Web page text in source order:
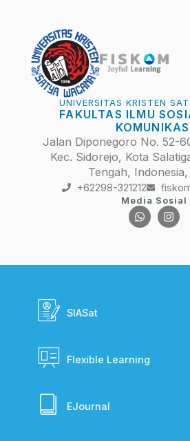
UNIVERSITAS KRISTEN
FAKULTAS ILMU
Jalan Diponegoro No. 52-
Kec. Sidorejo, Kota
Tengah, Indonesia,
+62298-321212
Media Sosial
SIASat
Flexible Learning
EJournal